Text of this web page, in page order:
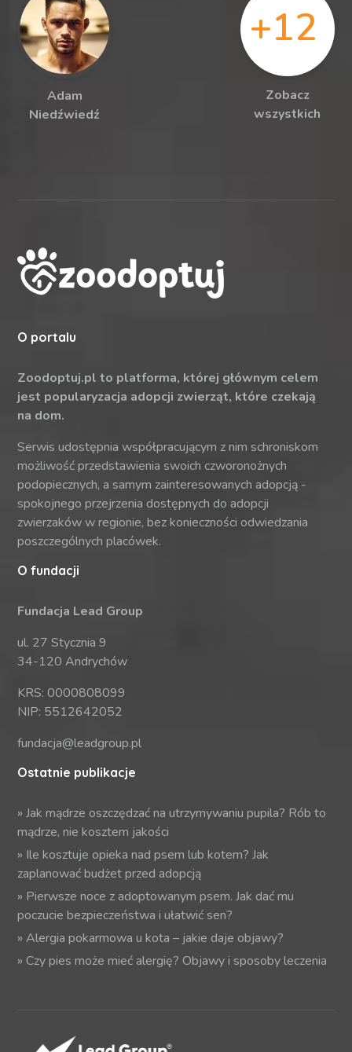
Adam
Niedźwiedź
+12
Zobacz
wszystkich
O portalu
Zoodoptuj.pl to platforma, której głównym celem
jest popularyzacja adopcji zwierząt, które czekają
na dom.
Serwis udostępnia współpracującym z nim schroniskom
możliwość przedstawienia swoich czworonożnych
podopiecznych, a samym zainteresowanych adopcją -
spokojnego przejrzenia dostępnych do adopcji
zwierzaków w regionie, bez konieczności odwiedzania
poszczególnych placówek.
O fundacji
Fundacja Lead Group
ul. 27 Stycznia 9
34-120 Andrychów
KRS: 0000808099
NIP: 5512642052
fundacja@leadgroup.pl
Ostatnie publikacje
»Jak mądrze oszczędzać na utrzymywaniu pupila? Rób to
mądrze, nie kosztem jakości
» Ile kosztuje opieka nad psem lub kotem? Jak
zaplanować budżet przed adopcją
» Pierwsze noce z adoptowanym psem. Jak dać mu
poczucie bezpieczeństwa i ułatwić sen?
»Alergia pokarmowa u kota – jakie daje objawy?
»Czy pies może mieć alergię? Objawy i sposoby leczenia